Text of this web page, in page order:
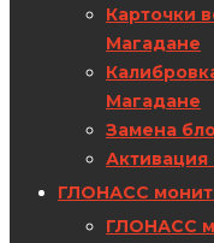
Карточки
Магадане
Магадане
Замена
ГЛОНАСС
ГЛОНАСС